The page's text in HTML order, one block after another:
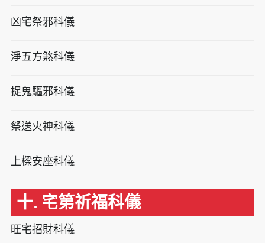
凶宅祭邪科儀
淨五方煞科儀
捉鬼驅邪科儀
祭送火神科儀
上樑安座科儀
十. 宅第祈福科儀
旺宅招財科儀